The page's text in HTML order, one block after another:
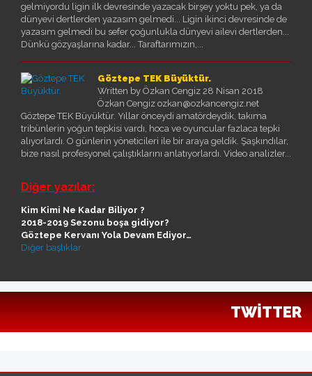
gelmiyordu ligin ilk devresinde yazacak birşey yoktu pek, ya da
dünyevi dertlerden yazasım gelmedi... Ligin ikinci devresinde de
yazasım gelmedi bu sefer çoğunlukla dünyevi ailevi dertlerden...
Dünkü gözyaşlarına kadar... Taraftarımızın,...
Göztepe TEK Büyüktür.
Written by Özkan Cengiz 28 Nisan 2018
Özkan Cengiz ozkan@ozkancengiz.net
Göztepe TEK Büyüktür. Yıllar önceydi amatördeydik, takıma
tribünlerin yoğun tepkisi vardı, hoca ve oyuncular fazlaca tepki
alıyorlardı. O günlerin yöneticileri ile bir araya geldik. Şaşkındılar,
bize nasıl profesyonel çalıştıklarını anlatıyorlardı. Video analizler...
Diğer yazılar:
Kim Kimi Ne Kadar Biliyor ?
2018-2019 Sezonu boşa gidiyor?
Göztepe Kervanı Yola Devam Ediyor…
Diğer başlıklar
TWITTER